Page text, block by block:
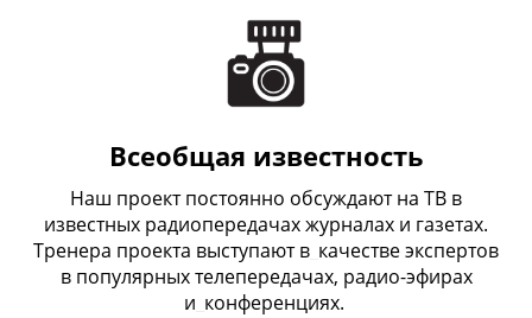
Всеобщая известность
Наш проект постоянно обсуждают на ТВ в
известных радиопередачах журналах и газетах.
Тренера проекта выступают в качестве экспертов
в популярных телепередачах, радио-эфирах
и конференциях.